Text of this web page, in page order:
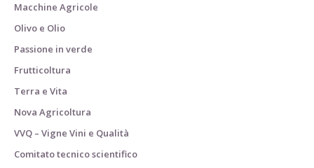
Macchine Agricole
Olivo e Olio
Passione in verde
Frutticoltura
Terra e Vita
Nova Agricoltura
VVQ – Vigne Vini e Qualità
Comitato tecnico scientifico